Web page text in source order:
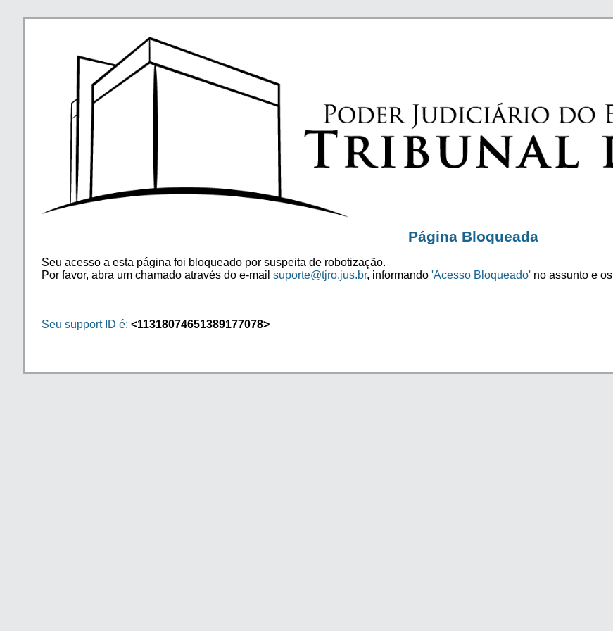
Página Bloqueada
Seu acesso a esta página foi bloqueado por suspeita de robotização.
Por favor, abra um chamado através do e-mail suporte@tjro.jus.br, informando 'Acesso Bloqueado' no assunto e
Seu support ID é: <11318074651389177078>